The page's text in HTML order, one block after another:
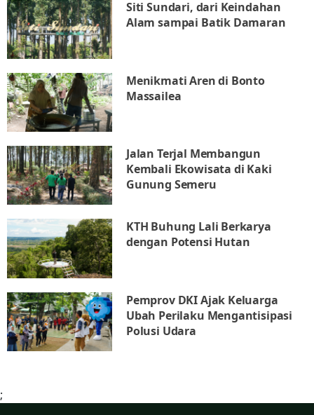
Siti Sundari, dari Keindahan
Alam sampai Batik Damaran
Menikmati Aren di Bonto
Massailea
Jalan Terjal Membangun
Kembali Ekowisata di Kaki
Gunung Semeru
KTH Buhung Lali Berkarya
dengan Potensi Hutan
Pemprov DKI Ajak Keluarga
Ubah Perilaku Mengantisipasi
Polusi Udara
;